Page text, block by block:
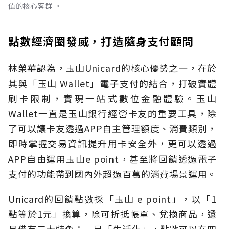
值的核心客群 。
點數經濟圈發威，打造隨身支付顧問
林榮華認為，玉山Unicard的核心優勢之一，在於
其與「玉山 Wallet」電子支付的結合，打破實體
刷卡限制，實現一站式數位金融體驗。玉山
Wallet一直是玉山銀行經營卡友的重要工具，除
了可以讓卡友透過APP自主管理額度、消費類別，
即時掌握交易資訊提升用卡安全外，更可以透過
APP自由運用玉山e point，甚至將回饋透過電子
支付的功能帶到國內外超過百萬的消費場景運用。
Unicard的回饋點數採「玉山 e point」，以「1
點等於1元」換算，除可折抵帳單、兌換商品，還